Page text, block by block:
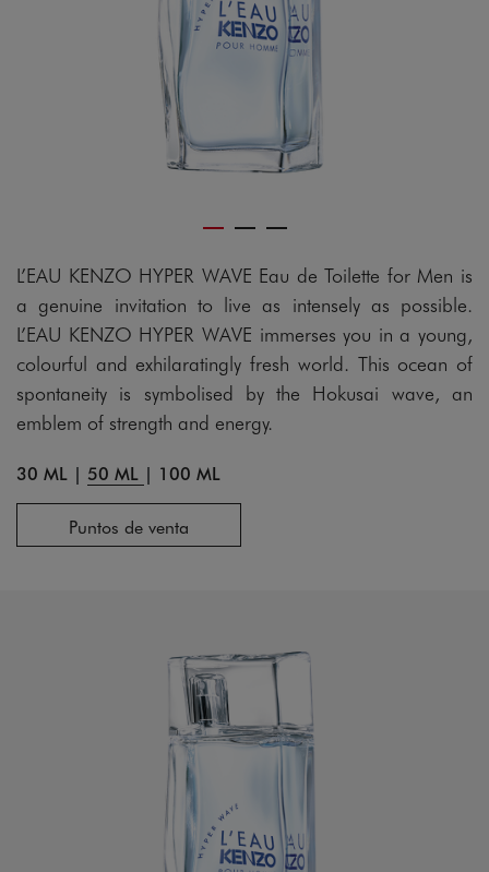
L’EAU KENZO HYPER WAVE Eau de Toilette for Men is
a genuine invitation to live as intensely as possible.
L’EAU KENZO HYPER WAVE immerses you in a young,
colourful and exhilaratingly fresh world. This ocean of
spontaneity is symbolised by the Hokusai wave, an
emblem of strength and energy.
30 ML | 50 ML | 100 ML
Puntos de venta